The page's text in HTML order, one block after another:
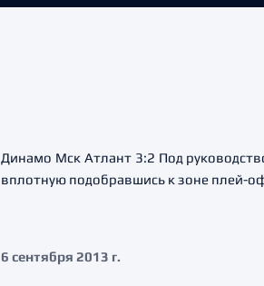
Динамо Мск Атлант 3:2 Под
вплотную подобравшись к зоне плей-
6 сентября 2013 г.